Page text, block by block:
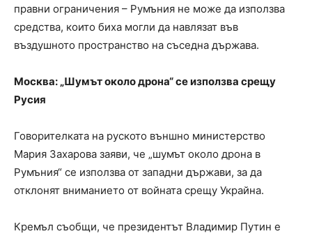
правни ограничения – Румъния не може да използва
средства, които биха могли да навлязат във
въздушното пространство на съседна държава.
Москва: „Шумът около дрона“ се използва срещу
Русия
Говорителката на руското външно министерство
Мария Захарова заяви, че „шумът около дрона в
Румъния“ се използва от западни държави, за да
отклонят вниманието от войната срещу Украйна.
Кремъл съобщи, че президентът Владимир Путин е